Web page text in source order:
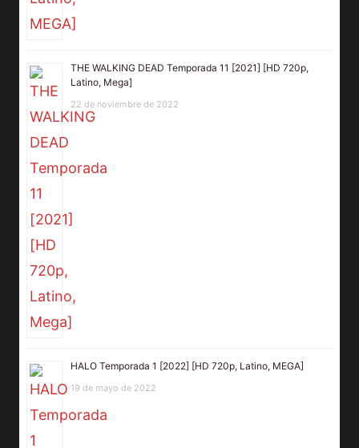
THE WALKING DEAD Temporada 11 [2021] [HD 720p,
Latino, Mega]
22 de noviembre de 2022
HALO Temporada 1 [2022] [HD 720p, Latino, MEGA]
19 de mayo de 2022